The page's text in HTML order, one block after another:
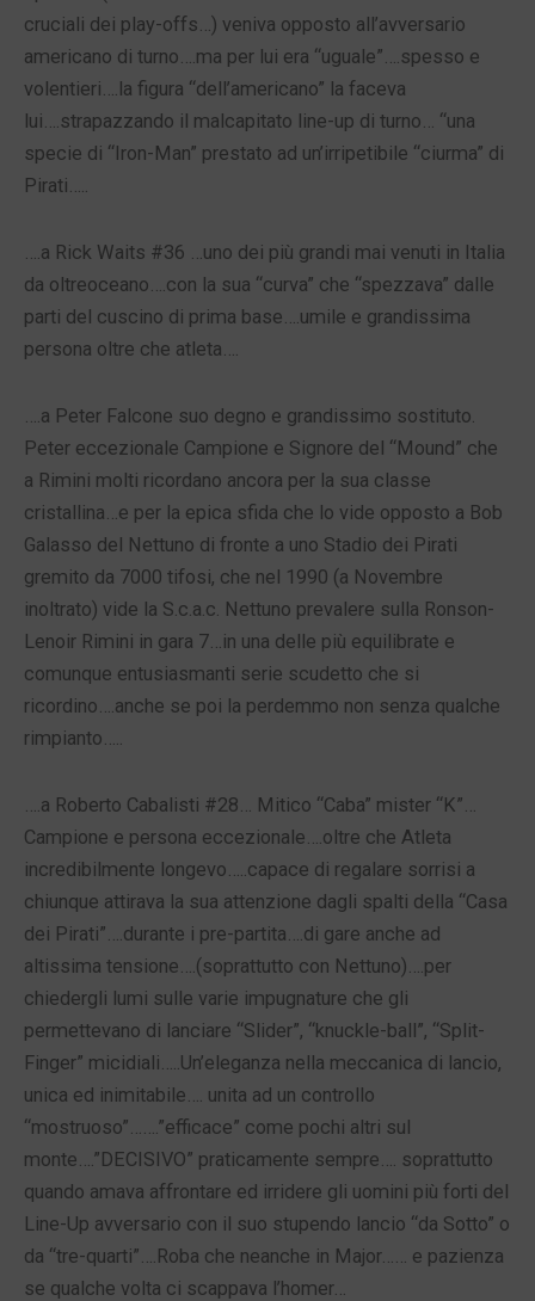
cruciali dei play-offs…) veniva opposto all’avversario
americano di turno….ma per lui era “uguale”….spesso e
volentieri….la figura “dell’americano” la faceva
lui….strapazzando il malcapitato line-up di turno… “una
specie di “Iron-Man” prestato ad un’irripetibile “ciurma” di
Pirati…..
….a Rick Waits #36 …uno dei più grandi mai venuti in Italia
da oltreoceano….con la sua “curva” che “spezzava” dalle
parti del cuscino di prima base….umile e grandissima
persona oltre che atleta….
….a Peter Falcone suo degno e grandissimo sostituto.
Peter eccezionale Campione e Signore del “Mound” che
a Rimini molti ricordano ancora per la sua classe
cristallina…e per la epica sfida che lo vide opposto a Bob
Galasso del Nettuno di fronte a uno Stadio dei Pirati
gremito da 7000 tifosi, che nel 1990 (a Novembre
inoltrato) vide la S.c.a.c. Nettuno prevalere sulla Ronson-
Lenoir Rimini in gara 7…in una delle più equilibrate e
comunque entusiasmanti serie scudetto che si
ricordino….anche se poi la perdemmo non senza qualche
rimpianto…..
….a Roberto Cabalisti #28… Mitico “Caba” mister “K”…
Campione e persona eccezionale….oltre che Atleta
incredibilmente longevo…..capace di regalare sorrisi a
chiunque attirava la sua attenzione dagli spalti della “Casa
dei Pirati”….durante i pre-partita….di gare anche ad
altissima tensione….(soprattutto con Nettuno)….per
chiedergli lumi sulle varie impugnature che gli
permettevano di lanciare “Slider”, “knuckle-ball”, “Split-
Finger” micidiali…..Un’eleganza nella meccanica di lancio,
unica ed inimitabile…. unita ad un controllo
“mostruoso”…….”efficace” come pochi altri sul
monte….”DECISIVO” praticamente sempre…. soprattutto
quando amava affrontare ed irridere gli uomini più forti del
Line-Up avversario con il suo stupendo lancio “da Sotto” o
da “tre-quarti”….Roba che neanche in Major…… e pazienza
se qualche volta ci scappava l’homer…